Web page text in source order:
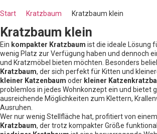
Start Kratzbaum Kratzbaum klein
Kratzbaum klein
Ein kompakter Kratzbaum ist die ideale Lösung
wenig Platz zur Verfügung haben und dennoch
und Kratzmöbel bieten möchten. Besonders
Kratzbaum, der sich perfekt für Kitten und
kleiner Katzenbaum oder kleiner
problemlos in jedes Wohnkonzept ein und bietet
ausreichende Möglichkeiten zum Klettern,
Ausruhen.
Wer nur wenig Stellfläche hat, profitiert von einem
Kratzbaum, der trotz kompakter Größe